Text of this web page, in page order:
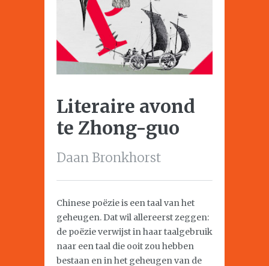
Literaire avond
te Zhong-guo
Daan Bronkhorst
Chinese poëzie is een taal van het
geheugen. Dat wil allereerst zeggen:
de poëzie verwijst in haar taalgebruik
naar een taal die ooit zou hebben
bestaan en in het geheugen van de